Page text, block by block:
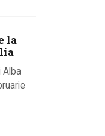
la
Alba